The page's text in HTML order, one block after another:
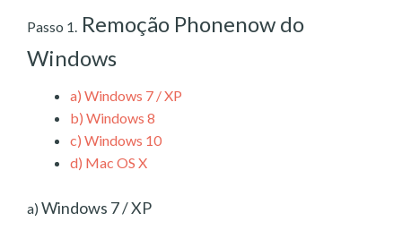
Passo 1. Remoção Phonenow do
Windows
a) Windows 7 / XP
b) Windows 8
c) Windows 10
d) Mac OS X
a) Windows 7 / XP